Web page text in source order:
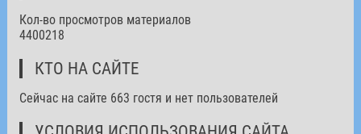
Кол-во просмотров материалов
4400218
КТО НА САЙТЕ
Сейчас на сайте 663 гостя и нет пользователей